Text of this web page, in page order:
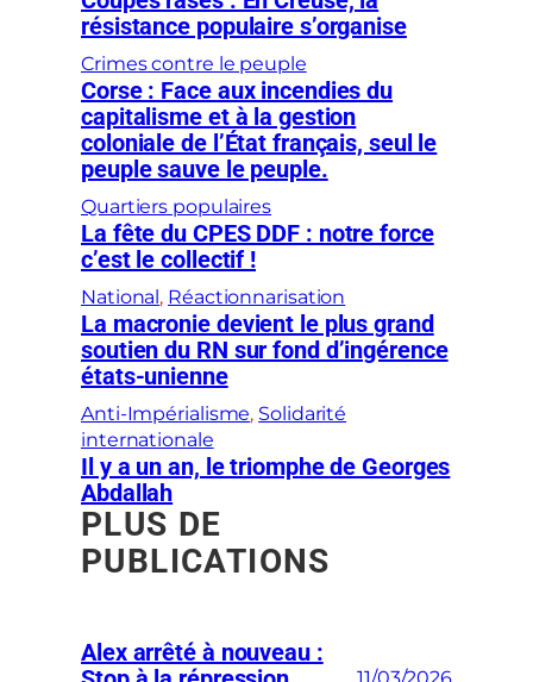
résistance populaire s’organise
Crimes contre le peuple
Corse : Face aux incendies du
capitalisme et à la gestion
coloniale de l’État français, seul le
peuple sauve le peuple.
Quartiers populaires
La fête du CPES DDF : notre force
c’est le collectif !
National , Réactionnarisation
La macronie devient le plus grand
soutien du RN sur fond d’ingérence
états-unienne
Anti-Impérialisme, Solidarité
internationale
Il y a un an, le triomphe de Georges
Abdallah
PLUS DE
PUBLICATIONS
Alex arrêté à nouveau :